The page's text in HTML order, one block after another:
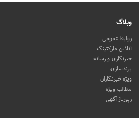
وبلاگ
روابط عمومی
آنلاین مارکتینگ
خبرنگاری و رسانه
برندسازی
ویژه خبرنگاران
مطالب ویژه
رپورتاژ آگهی